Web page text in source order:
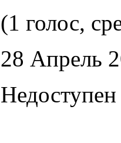
(1 голос,
28 Апрель